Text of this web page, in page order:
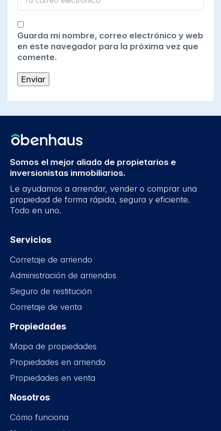
Guarda mi nombre, correo electrónico y web
en este navegador para la próxima vez que
comente.
Somos el mejor aliado de propietarios e
inversionistas inmobiliarios.
Le ayudamos a arrendar, vender o comprar una
propiedad de forma rápida, segura y eficiente.
Todo en uno.
Servicios
Corretaje de arriendo
Administración de arriendos
Seguro de restitución
Corretaje de venta
Propiedades
Mapa de propiedades
Propiedades en arriendo
Propiedades en venta
Nosotros
Cómo funciona